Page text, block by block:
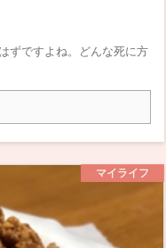
ずですよね。どんな死に方
マイライフ